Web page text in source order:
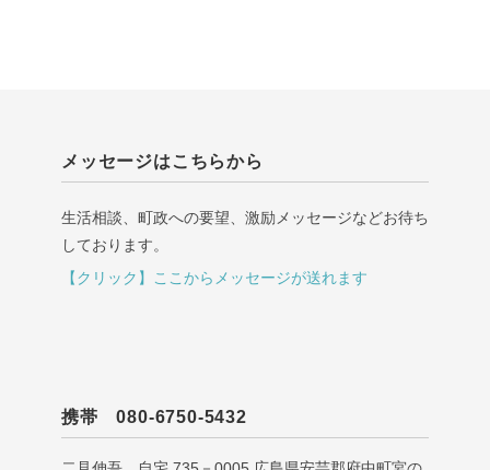
メッセージはこちらから
生活相談、町政への要望、激励メッセージなどお待ち
しております。
【クリック】ここからメッセージが送れます
携帯 080-6750-5432